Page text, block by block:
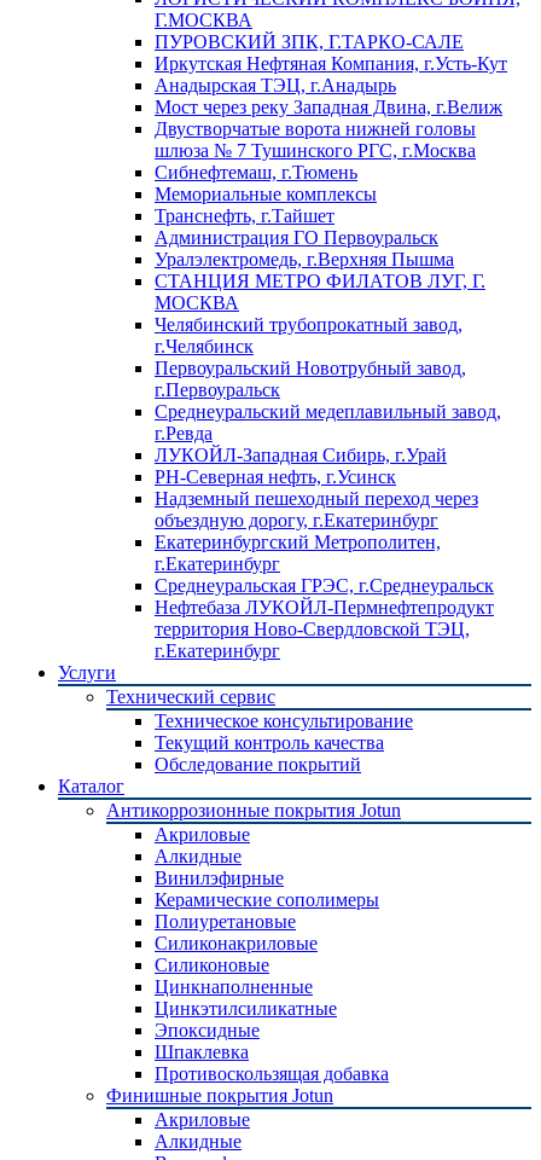
Г.МОСКВА
ПУРОВСКИЙ ЗПК, Г.ТАРКО-САЛЕ
Иркутская Нефтяная Компания, г.Усть-Кут
Анадырская ТЭЦ, г.Анадырь
Мост через реку Западная Двина, г.Велиж
Двустворчатые ворота нижней головы
шлюза № 7 Тушинского РГС, г.Москва
Сибнефтемаш, г.Тюмень
Мемориальные комплексы
Транснефть, г.Тайшет
Администрация ГО Первоуральск
Уралэлектромедь, г.Верхняя Пышма
СТАНЦИЯ МЕТРО ФИЛАТОВ ЛУГ, Г.
МОСКВА
Челябинский трубопрокатный завод,
г.Челябинск
Первоуральский Новотрубный завод,
г.Первоуральск
Среднеуральский медеплавильный завод,
г.Ревда
ЛУКОЙЛ-Западная Сибирь, г.Урай
РН-Северная нефть, г.Усинск
Надземный пешеходный переход через
объездную дорогу, г.Екатеринбург
Екатеринбургский Метрополитен,
г.Екатеринбург
Среднеуральская ГРЭС, г.Среднеуральск
Нефтебаза ЛУКОЙЛ-Пермнефтепродукт
территория Ново-Свердловской ТЭЦ,
г.Екатеринбург
Услуги
Технический сервис
Техническое консультирование
Текущий контроль качества
Обследование покрытий
Каталог
Антикоррозионные покрытия Jotun
Акриловые
Алкидные
Винилэфирные
Керамические сополимеры
Полиуретановые
Силиконакриловые
Силиконовые
Цинкнаполненные
Цинкэтилсиликатные
Эпоксидные
Шпаклевка
Противоскользящая добавка
Финишные покрытия Jotun
Акриловые
Алкидные